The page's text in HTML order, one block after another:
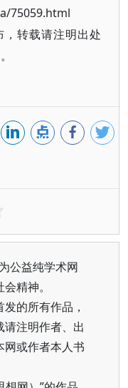
75059.html
转载请注明出处
公益纯学术网
精神。
的所有作品，
注明作者、出
网或作者本人书